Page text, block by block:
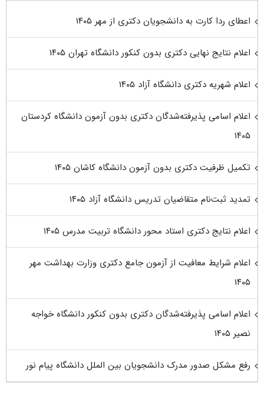
اعطای ردا کارت به دانشجویان دکتری از مهر ۱۴۰۵
اعلام نتایج نهایی دکتری بدون کنکور دانشگاه تهران ۱۴۰۵
اعلام شهریه دکتری دانشگاه آزاد ۱۴۰۵
اعلام اسامی پذیرفته‌شدگان دکتری بدون آزمون دانشگاه کردستان
۱۴۰۵
تکمیل ظرفیت دکتری بدون آزمون دانشگاه کاشان ۱۴۰۵
تمدید ثبت‌نام متقاضیان تدریس دانشگاه آزاد ۱۴۰۵
اعلام نتایج دکتری استاد محور دانشگاه تربیت مدرس ۱۴۰۵
اعلام شرایط معافیت از آزمون جامع دکتری وزارت بهداشت مهر
۱۴۰۵
اعلام اسامی پذیرفته‌شدگان دکتری بدون کنکور دانشگاه خواجه
نصیر ۱۴۰۵
رفع مشکل صدور مدرک دانشجویان بین الملل دانشگاه پیام نور